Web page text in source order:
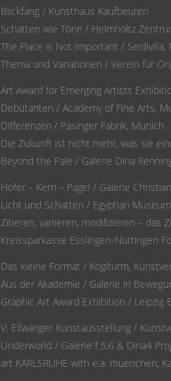
Blickfang / Kunsthaus Kaufbeuren
Schatten wie Töne / Helmholtz
The Place is Not Important / Seidlvilla,
Thema und Variationen / Verein für
Art Award for Emerging Artists
Debütanten / Academy of Fine Arts,
Differenzen / Pasinger Fabrik, Munich
Die Zukunft ist nicht mehr, was sie
Beyond the Pale / Galerie Dina
Hofer – Kern – Pagel / Galerie
Licht und Schatten / Egyptian
Zitieren, variieren, modifizieren – das
Kreissparkasse Esslingen-Nürtingen
Das kleine Format / Köglturm,
Aus der Akademie / Galerie in
Graphic Art Award Exhibition / Leipzig
V. Ellwanger Kunstausstellung /
Underworld / Galerie f 5,6 & Dina4
art KARLSRUHE with e.a. muenchen,